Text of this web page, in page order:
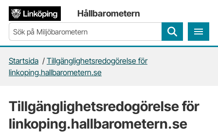
Gå direkt till sidans innehåll
Hållbarometern
Sök
Startsida / Tillgänglighetsredogörelse för
linkoping.hallbarometern.se
Tillgänglighetsredogörelse för
linkoping.hallbarometern.se